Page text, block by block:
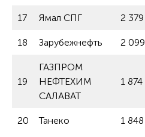
17 Ямал СПГ 2 379
18 Зарубежнефть 2 099
19
ГАЗПРОМ
НЕФТЕХИМ
САЛАВАТ
1 874
20 Танеко 1 848